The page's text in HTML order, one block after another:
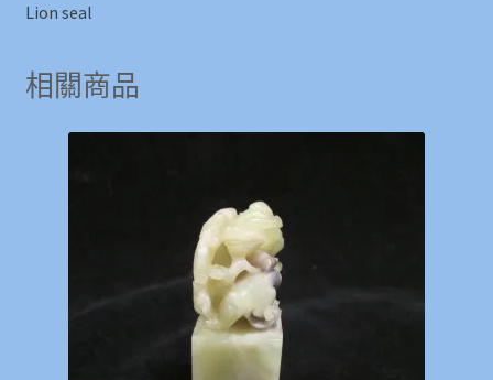
Lion seal
相關商品